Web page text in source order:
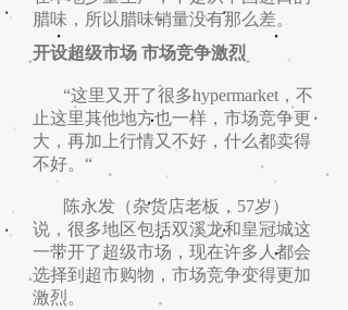
腊味，所以腊味销量没有那么差。
开设超级市场 市场竞争激烈
“这里又开了很多hypermarket，不
止这里其他地方也一样，市场竞争更
大，再加上行情又不好，什么都卖得
不好。“
陈永发（杂货店老板，57岁）
说，很多地区包括双溪龙和皇冠城这
一带开了超级市场，现在许多人都会
选择到超市购物，市场竞争变得更加
激烈。